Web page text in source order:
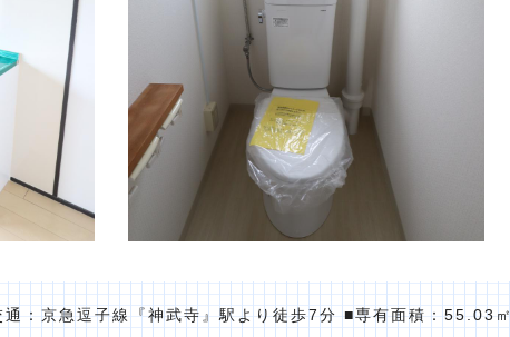
：京急逗子線『神武寺』駅より徒歩7分 ■専有面積：55.03㎡